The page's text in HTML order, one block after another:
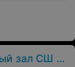
- это
как что
СШ №45